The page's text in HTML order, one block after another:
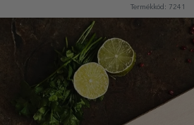
Termékkód: 7241